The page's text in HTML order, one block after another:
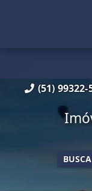
(51) 99322-